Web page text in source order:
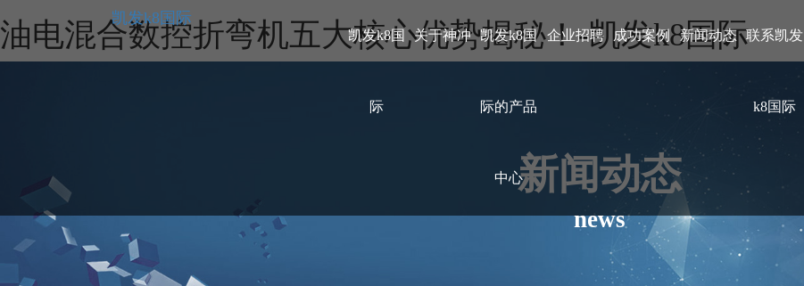
油电混合数控折弯机五大核心优势揭秘！-凯发k8国际
新闻动态
news
凯发k8国际
凯发k8国
际
关于神冲 凯发k8国
际的产品
中心
企业招聘 成功案例 新闻动态 联系凯发
k8国际